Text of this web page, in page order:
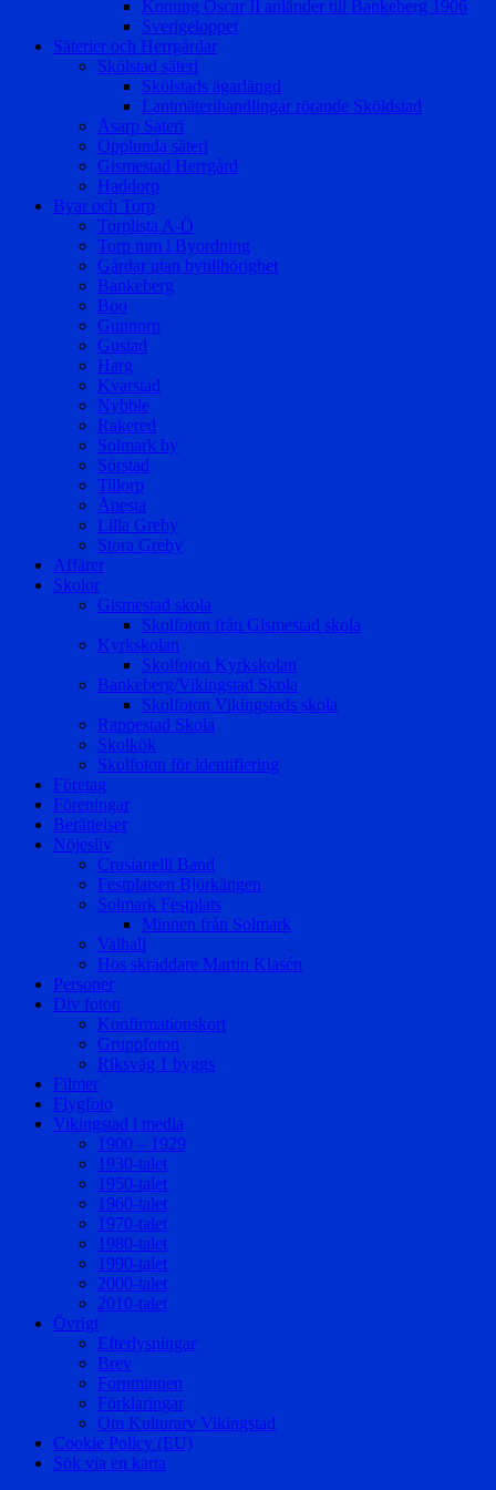
Konung Oscar II anländer till Bankeberg 1906
Sverigeloppet
Säterier och Herrgårdar
Skölstad säteri
Skölstads ägarlängd
Lantmäterihandlingar rörande Sköldstad
Åsarp Säteri
Opplunda säteri
Gismestad Herrgård
Haddorp
Byar och Torp
Torplista A-Ö
Torp mm i Byordning
Gårdar utan bytillhörighet
Bankeberg
Boo
Gunnorp
Gustad
Harg
Kvarstad
Nybble
Rakered
Solmark by
Sörstad
Tillorp
Ånesta
Lilla Greby
Stora Greby
Affärer
Skolor
Gismestad skola
Skolfoton från Gismestad skola
Kyrkskolan
Skolfoton Kyrkskolan
Bankeberg/Vikingstad Skola
Skolfoton Vikingstads skola
Rappestad Skola
Skolkök
Skolfoton för identifiering
Företag
Föreningar
Berättelser
Nöjesliv
Crusianelli Band
Festplatsen Björkängen
Solmark Festplats
Minnen från Solmark
Valhall
Hos skräddare Martin Klasén
Personer
Div foton
Konfirmationskort
Gruppfoton
Riksväg 1 byggs
Filmer
Flygfoto
Vikingstad i media
1900 – 1929
1930-talet
1950-talet
1960-talet
1970-talet
1980-talet
1990-talet
2000-talet
2010-talet
Övrigt
Efterlysningar
Brev
Fornminnen
Förklaringar
Om Kulturarv Vikingstad
Cookie Policy (EU)
Sök via en karta